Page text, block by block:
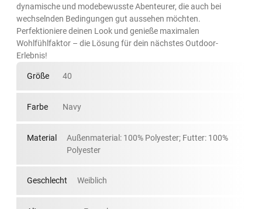
dynamische und modebewusste Abenteurer, die auch bei
wechselnden Bedingungen gut aussehen möchten.
Perfektioniere deinen Look und genieße maximalen
Wohlfühlfaktor – die Lösung für dein nächstes Outdoor-
Erlebnis!
Größe 40
Farbe Navy
Material
Außenmaterial: 100% Polyester; Futter: 100%
Polyester
Geschlecht Weiblich